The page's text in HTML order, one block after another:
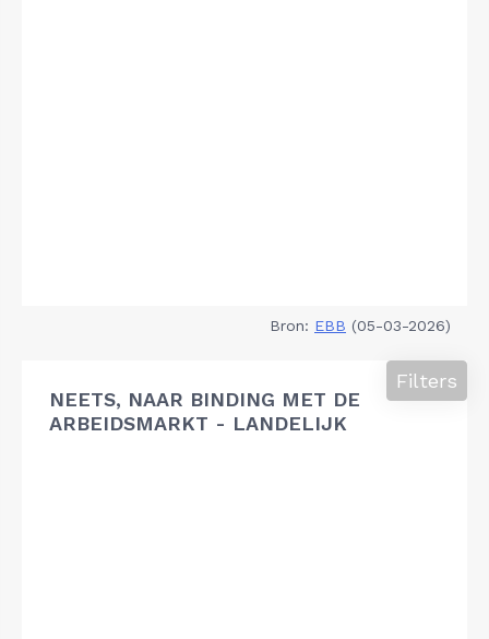
Bron: EBB (05-03-2026)
NEETS, NAAR BINDING MET DE
ARBEIDSMARKT - LANDELIJK
Filters